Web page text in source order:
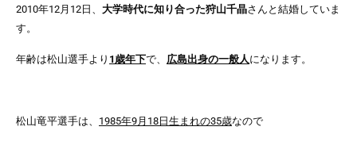
2010年12月12日、 大学時代に知り合った狩山千晶さん と結婚していま
す。
年齢は松山選手より 1歳年下で、 広島出身の一般人 になります。
松山竜平選手は、 1985年9月18日生まれの35歳なので